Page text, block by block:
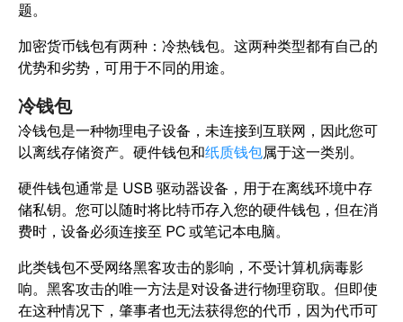
题。
加密货币钱包有两种 ： 冷热钱包。 这两种类型都有自己的
优势和劣势，可用于不同的用途。
冷钱包
冷钱包是一种物理电子设备，未连接到互联网，因此您可
以离线存储资产。硬件钱包和纸质钱包属于这一类别。
硬件钱包通常是 USB 驱动器设备，用于在离线环境中存
储私钥。您可以随时将比特币存入您的硬件钱包，但在消
费时，设备必须连接至 PC 或笔记本电脑。
此类钱包不受网络黑客攻击的影响，不受计算机病毒影
响。黑客攻击的唯一方法是对设备进行物理窃取。但即使
在这种情况下，肇事者也无法获得您的代币，因为代币可